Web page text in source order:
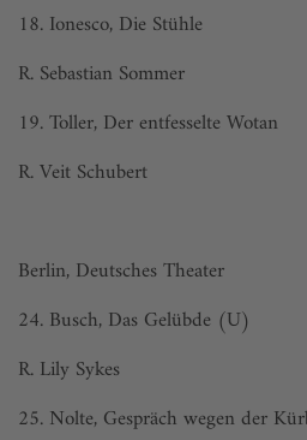
18. Ionesco, Die Stühle
R. Sebastian Sommer
19. Toller, Der entfesselte Wotan
R. Veit Schubert
Berlin, Deutsches Theater
24. Busch, Das Gelübde (U)
R. Lily Sykes
25. Nolte, Gespräch wegen der